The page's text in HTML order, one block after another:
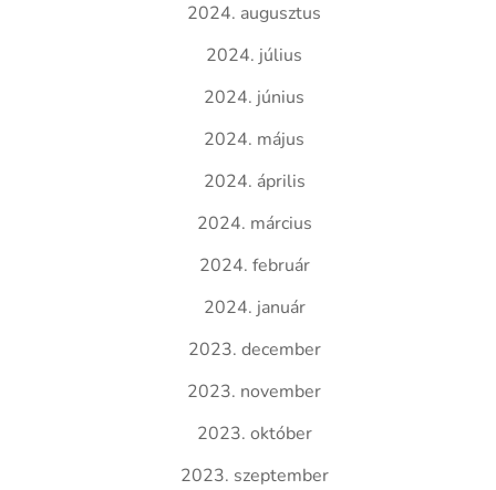
2024. augusztus
2024. július
2024. június
2024. május
2024. április
2024. március
2024. február
2024. január
2023. december
2023. november
2023. október
2023. szeptember